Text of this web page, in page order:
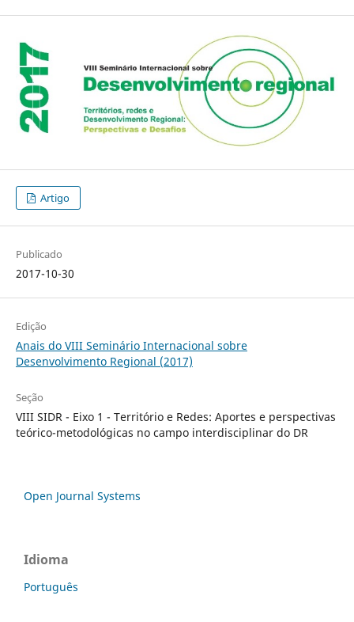
Artigo
Publicado
2017-10-30
Edição
Anais do VIII Seminário Internacional sobre
Desenvolvimento Regional (2017)
Seção
VIII SIDR - Eixo 1 - Território e Redes: Aportes e perspectivas
teórico-metodológicas no campo interdisciplinar do DR
Open Journal Systems
Idioma
Português